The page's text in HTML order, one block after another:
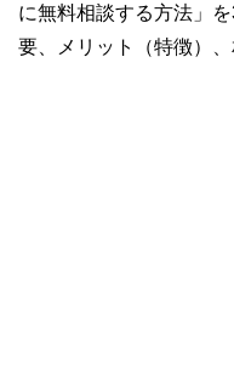
に無料相談する方法」
要、メリット（特徴）